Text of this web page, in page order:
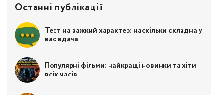
Останні публікації
Тест на важкий характер: наскільки складна у
вас вдача
Популярні фільми: найкращі новинки та хіти
всіх часів